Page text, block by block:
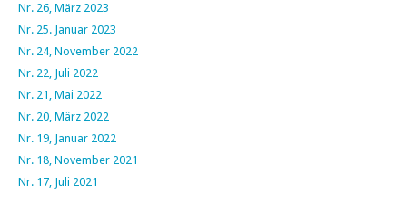
Nr. 26, März 2023
Nr. 25. Januar 2023
Nr. 24, November 2022
Nr. 22, Juli 2022
Nr. 21, Mai 2022
Nr. 20, März 2022
Nr. 19, Januar 2022
Nr. 18, November 2021
Nr. 17, Juli 2021